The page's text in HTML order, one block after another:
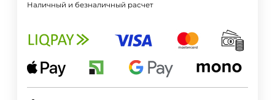
Наличный и безналичный расчет